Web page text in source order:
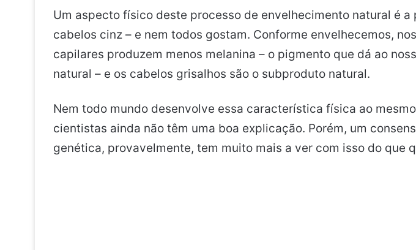
Um aspecto físico deste processo de envelhecimento natural é a
cabelos cinz – e nem todos gostam. Conforme envelhecemos,
capilares produzem menos melanina – o pigmento que dá ao
natural – e os cabelos grisalhos são o subproduto natural.
Nem todo mundo desenvolve essa característica física ao
cientistas ainda não têm uma boa explicação. Porém, um
genética, provavelmente, tem muito mais a ver com isso do que